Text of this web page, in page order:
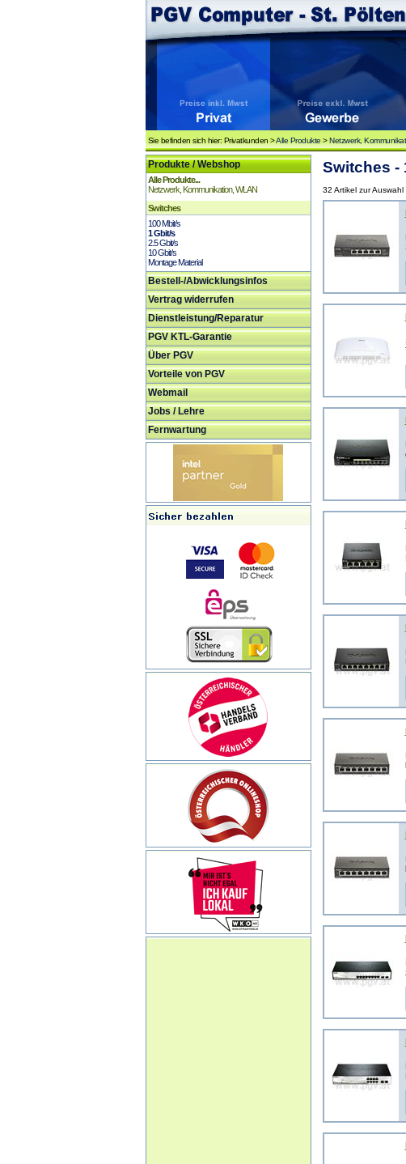
Sie befinden sich hier: Privatkunden >Alle Produkte >Netzwerk,
Produkte / Webshop
Alle Produkte...
Netzwerk, Kommunikation, WLAN
Switches
100 Mbit/s
1 Gbit/s
2.5 Gbit/s
10 Gbit/s
Montage Material
Bestell-/Abwicklungsinfos
Vertrag widerrufen
Dienstleistung/Reparatur
PGV KTL-Garantie
Über PGV
Vorteile von PGV
Webmail
Jobs / Lehre
Fernwartung
Switches -
32 Artikel zur Auswahl